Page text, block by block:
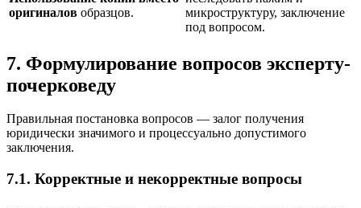
оригиналов образцов.
микроструктуру, заключение
под вопросом.
7. Формулирование вопросов эксперту-
почерковеду
Правильная постановка вопросов — залог получения
юридически значимого и процессуально допустимого
заключения.
7.1. Корректные и некорректные вопросы